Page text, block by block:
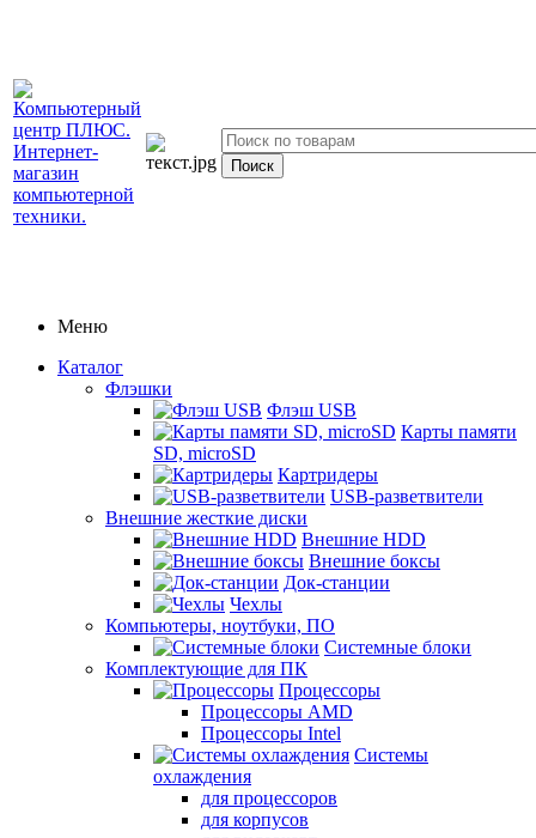
Меню
Каталог
Флэшки
Флэш USB
Карты памяти
SD, microSD
Картридеры
USB-разветвители
Внешние жесткие диски
Внешние HDD
Внешние боксы
Док-станции
Чехлы
Компьютеры, ноутбуки, ПО
Системные блоки
Комплектующие для ПК
Процессоры
Процессоры AMD
Процессоры Intel
Системы
охлаждения
для процессоров
для корпусов